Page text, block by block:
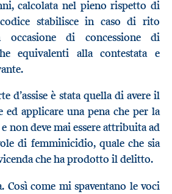
calcolata nel pieno rispetto di
stabilisce in caso di rito
di concessione di
equivalenti alla contestata e
d’assise è stata quella di avere il
ed applicare una pena che per la
non deve mai essere attribuita ad
di femminicidio, quale che sia
che ha prodotto il delitto.
Così come mi spaventano le voci